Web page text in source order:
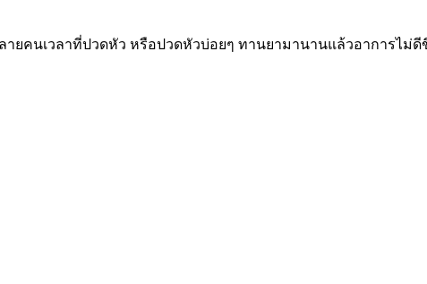
ายคนเวลาที่ปวดหัว หรือปวดหัวบ่อยๆ ทานยามานานแล้วอาการไม่